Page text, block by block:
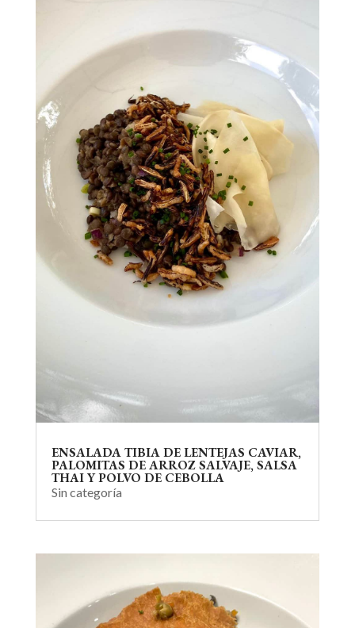
ENSALADA TIBIA DE LENTEJAS CAVIAR,
PALOMITAS DE ARROZ SALVAJE, SALSA
THAI Y POLVO DE CEBOLLA
Sin categoría